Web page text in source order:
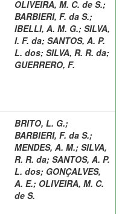
OLIVEIRA, M. C. de S.;
BARBIERI, F. da S.;
IBELLI, A. M. G.; SILVA,
I. F. da; SANTOS, A. P.
L. dos; SILVA, R. R. da;
GUERRERO, F.
BRITO, L. G.;
BARBIERI, F. da S.;
MENDES, A. M.; SILVA,
R. R. da; SANTOS, A. P.
L. dos; GONÇALVES,
A. E.; OLIVEIRA, M. C.
de S.